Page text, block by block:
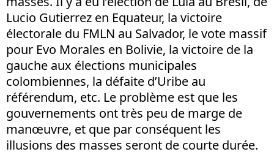
Lucio Gutierrez en Equateur, la victoire
électorale du FMLN au Salvador, le vote massif
pour Evo Morales en Bolivie, la victoire de la
gauche aux élections municipales
colombiennes, la défaite d’Uribe au
référendum, etc. Le problème est que les
gouvernements ont très peu de marge de
manœuvre, et que par conséquent les
illusions des masses seront de courte durée.